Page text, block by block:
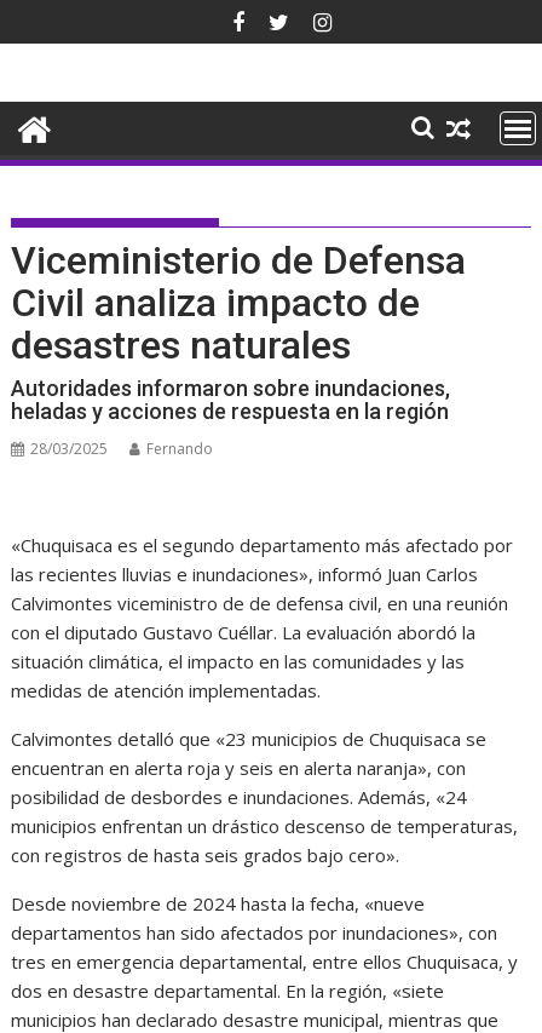
al
Viceministerio de Defensa
Civil analiza impacto de
desastres naturales
Autoridades informaron sobre inundaciones,
heladas y acciones de respuesta en la región
28/03/2025 Fernando
«Chuquisaca es el segundo departamento más afectado por
las recientes lluvias e inundaciones», informó Juan Carlos
Calvimontes viceministro de de defensa civil, en una reunión
con el diputado Gustavo Cuéllar. La evaluación abordó la
situación climática, el impacto en las comunidades y las
medidas de atención implementadas.
Calvimontes detalló que «23 municipios de Chuquisaca se
encuentran en alerta roja y seis en alerta naranja», con
posibilidad de desbordes e inundaciones. Además, «24
municipios enfrentan un drástico descenso de temperaturas,
con registros de hasta seis grados bajo cero».
Desde noviembre de 2024 hasta la fecha, «nueve
departamentos han sido afectados por inundaciones», con
tres en emergencia departamental, entre ellos Chuquisaca, y
dos en desastre departamental. En la región, «siete
municipios han declarado desastre municipal, mientras que